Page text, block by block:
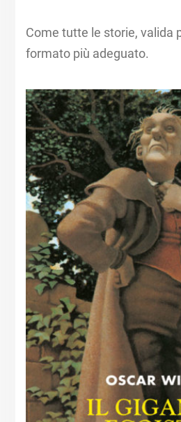
Come tutte le storie, valida
formato più adeguato.